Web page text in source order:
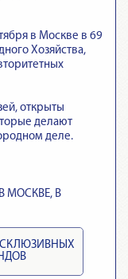
в Москве в 69
Хозяйства,
открыты
делают
деле.
МОСКВЕ, В